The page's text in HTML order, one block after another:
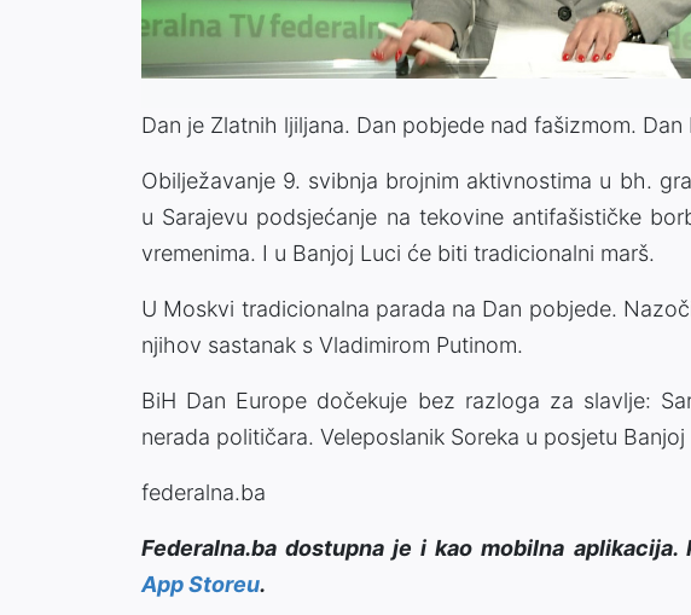
Dan je Zlatnih ljiljana. Dan pobjede nad fašizmom. Dan
Obilježavanje 9. svibnja brojnim aktivnostima u bh.
u Sarajevu podsjećanje na tekovine antifašističke
vremenima. I u Banjoj Luci će biti tradicionalni marš.
U Moskvi tradicionalna parada na Dan pobjede.
njihov sastanak s Vladimirom Putinom.
BiH Dan Europe dočekuje bez razloga za slavlje:
nerada političara. Veleposlanik Soreka u posjetu
federalna.ba
Federalna.ba dostupna je i kao mobilna aplikacija.
App Storeu.